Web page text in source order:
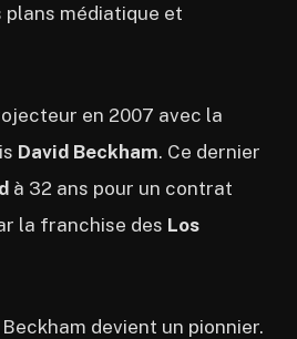
médiatique et
en 2007 avec la
David Beckham. Ce dernier
à 32 ans pour un contrat
la franchise des Los
devient un pionnier.